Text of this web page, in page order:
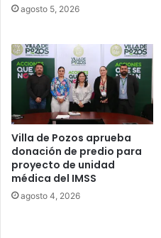
agosto 5, 2026
Villa de Pozos aprueba
donación de predio para
proyecto de unidad
médica del IMSS
agosto 4, 2026